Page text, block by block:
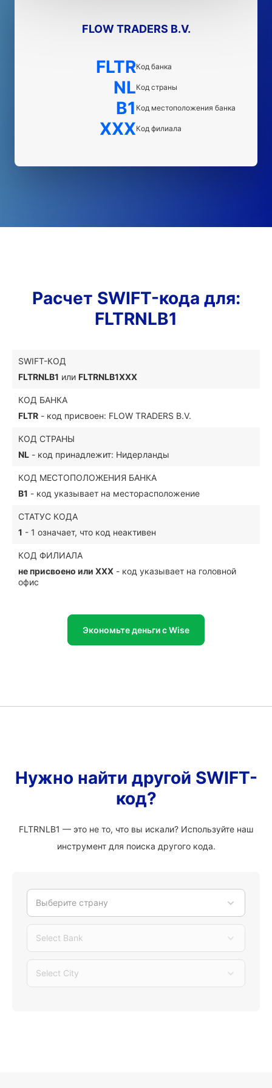
FLOW TRADERS B.V.
FLTRКод банка
NLКод страны
B1 Код местоположения банка
XXXКод филиала
Расчет SWIFT-кода для:
FLTRNLB1
SWIFT-КОД
FLTRNLB1 или FLTRNLB1XXX
КОД БАНКА
FLTR - код присвоен: FLOW TRADERS B.V.
КОД СТРАНЫ
NL - код принадлежит: Нидерланды
КОД МЕСТОПОЛОЖЕНИЯ БАНКА
B1 - код указывает на месторасположение
СТАТУС КОДА
1 - 1 означает, что код неактивен
КОД ФИЛИАЛА
не присвоено или XXX - код указывает на головной
офис
Экономьте деньги с Wise
Нужно найти другой SWIFT-
код?
FLTRNLB1 — это не то, что вы искали? Используйте наш
инструмент для поиска другого кода.
Выберите страну
Select Bank
Select City